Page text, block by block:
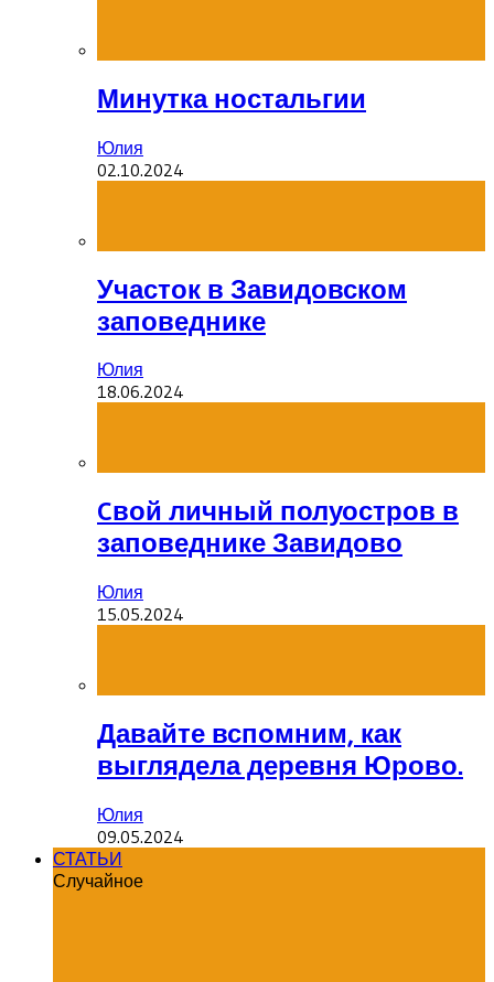
Минутка ностальгии
Юлия
02.10.2024
Участок в Завидовском
заповеднике
Юлия
18.06.2024
Cвой личный полуостров в
заповеднике Завидово
Юлия
15.05.2024
Давайте вспомним, как
выглядела деревня Юрово.
Юлия
09.05.2024
СТАТЬИ
Случайное